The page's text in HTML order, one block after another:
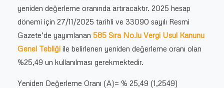
yeniden değerleme oranında artıracaktır. 2025 hesap
dönemi için 27/11/2025 tarihli ve 33090 sayılı Resmi
Gazete’de yayımlanan 585 Sıra No.lu Vergi Usul Kanunu
Genel Tebliği ile belirlenen yeniden değerleme oranı olan
%25,49 un kullanılması gerekmektedir.
Yeniden Değerleme Oranı (A)= % 25,49 (1,2549)